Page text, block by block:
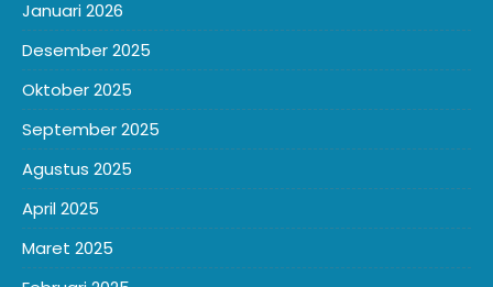
Januari 2026
Desember 2025
Oktober 2025
September 2025
Agustus 2025
April 2025
Maret 2025